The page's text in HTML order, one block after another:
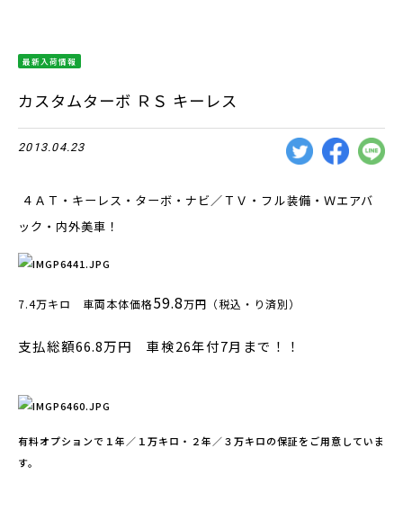
最新入荷情報
カスタムターボ ＲＳ キーレス
2013.04.23
４ＡＴ・キーレス・ターボ・ナビ／ＴＶ・フル装備・Ｗエアバ
ック・内外美車！
7.4万キロ 車両本体価格59.8万円（税込・り済別）
支払総額66.8万円 車検26年付7月まで！！
有料オプションで１年／１万キロ・２年／３万キロの保証をご用意していま
す。